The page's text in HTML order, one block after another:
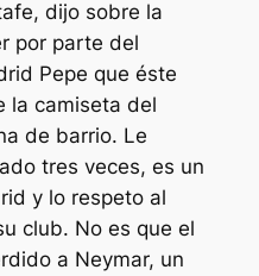
dijo sobre la
por parte del
Pepe que éste
la camiseta del
de barrio. Le
tres veces, es un
y lo respeto al
club. No es que el
a Neymar, un